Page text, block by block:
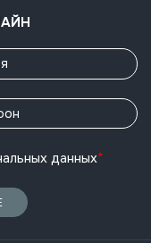
данных*